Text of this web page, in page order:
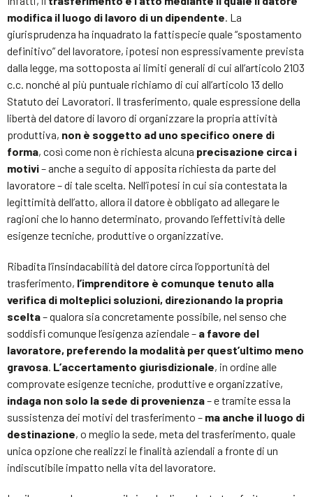
modifica il luogo di lavoro di un dipendente. La
giurisprudenza ha inquadrato la fattispecie quale “spostamento
definitivo” del lavoratore, ipotesi non espressivamente prevista
dalla legge, ma sottoposta ai limiti generali di cui all’articolo 2103
c.c. nonché al più puntuale richiamo di cui all’articolo 13 dello
Statuto dei Lavoratori. Il trasferimento, quale espressione della
libertà del datore di lavoro di organizzare la propria attività
produttiva, non è soggetto ad uno specifico onere di
forma, così come non è richiesta alcuna precisazione circa i
motivi– anche a seguito di apposita richiesta da parte del
lavoratore – di tale scelta. Nell’ipotesi in cui sia contestata la
legittimità dell’atto, allora il datore è obbligato ad allegare le
ragioni che lo hanno determinato, provando l’effettività delle
esigenze tecniche, produttive o organizzative.
Ribadita l’insindacabilità del datore circa l’opportunità del
trasferimento, l’imprenditore è comunque tenuto alla
verifica di molteplici soluzioni, direzionando la propria
scelta– qualora sia concretamente possibile, nel senso che
soddisfi comunque l’esigenza aziendale – a favore del
lavoratore, preferendo la modalità per quest’ultimo meno
gravosa. L’accertamento giurisdizionale, in ordine alle
comprovate esigenze tecniche, produttive e organizzative,
indaga non solo la sede di provenienza– e tramite essa la
sussistenza dei motivi del trasferimento – ma anche il luogo di
destinazione, o meglio la sede, meta del trasferimento, quale
unica opzione che realizzi le finalità aziendali a fronte di un
indiscutibile impatto nella vita del lavoratore.